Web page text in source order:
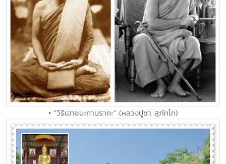
• "วิธีเอาชนะกามราคะ" (หลวงปู่ชา สุภัทโท)